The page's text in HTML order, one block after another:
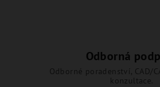
Odborná
Odborné poradenství, CAD/
konzultace.